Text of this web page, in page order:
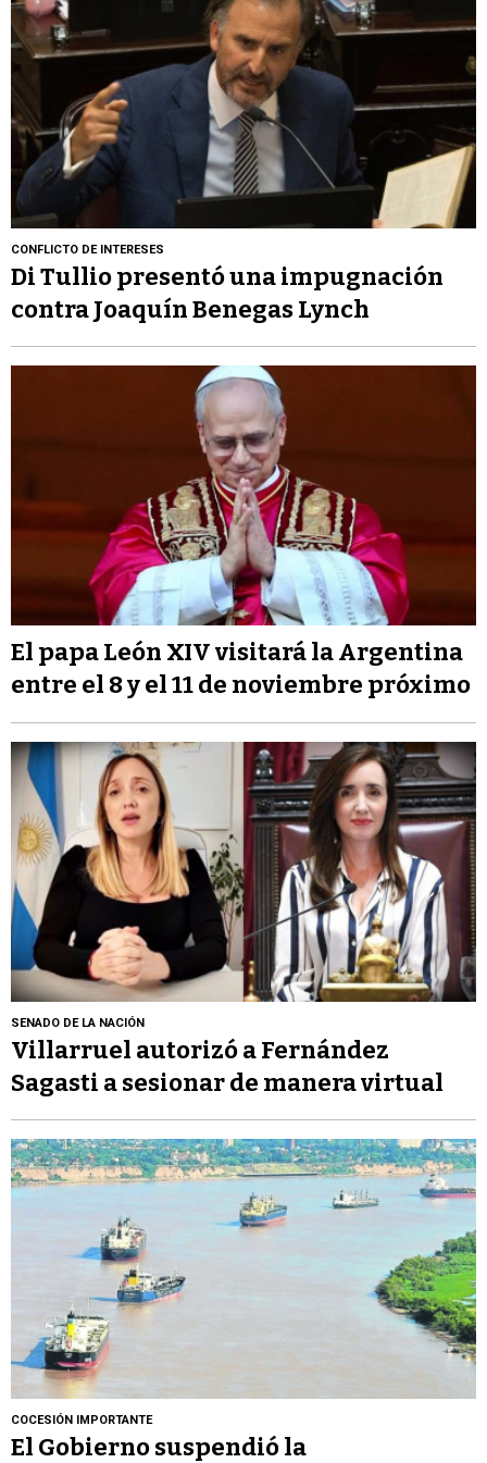
CONFLICTO DE INTERESES
Di Tullio presentó una impugnación
contra Joaquín Benegas Lynch
El papa León XIV visitará la Argentina
entre el 8 y el 11 de noviembre próximo
SENADO DE LA NACIÓN
Villarruel autorizó a Fernández
Sagasti a sesionar de manera virtual
COCESIÓN IMPORTANTE
El Gobierno suspendió la